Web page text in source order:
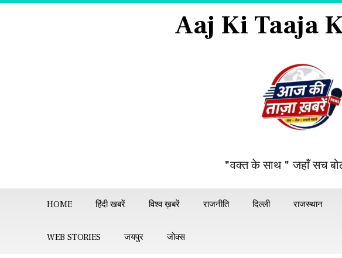
Aaj Ki Taaja
"वक्त के साथ " जहाँ सच
HOME हिंदी खबरें विश्व ख़बरें राजनीति दिल्ली राजस्थान
WEB STORIES जयपुर जोक्स